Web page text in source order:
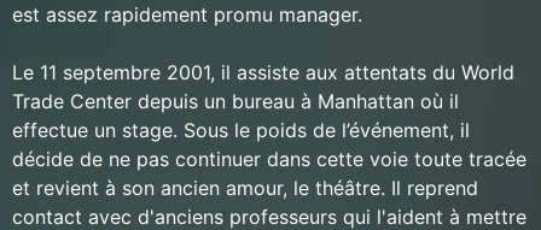
est assez rapidement promu manager.
Le 11 septembre 2001, il assiste aux attentats du World
Trade Center depuis un bureau à Manhattan où il
effectue un stage. Sous le poids de l’événement, il
décide de ne pas continuer dans cette voie toute tracée
et revient à son ancien amour, le théâtre. Il reprend
contact avec d'anciens professeurs qui l'aident à mettre